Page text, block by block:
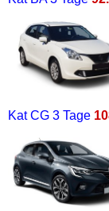
Kat CG 3 Tage